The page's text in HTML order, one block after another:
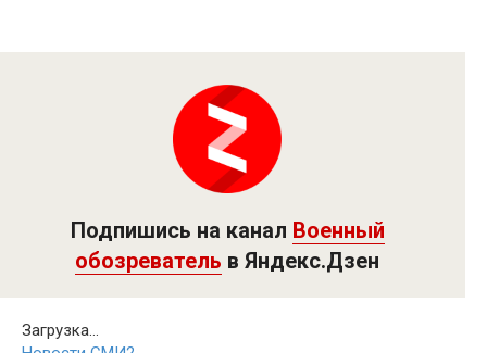
Подпишись на канал Военный
обозреватель в Яндекс.Дзен
Загрузка...